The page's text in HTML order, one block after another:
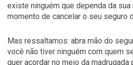
existe ninguém que dependa da
momento de cancelar o seu seguro
Mas ressaltamos: abra mão do
você não tiver ninguém com quem
quer acordar no meio da madrugada